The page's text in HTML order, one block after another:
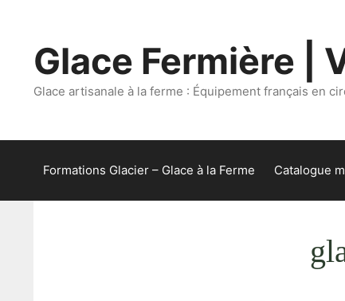
contenuGlace Fermière |
Glace artisanale à la ferme : Équipement français en
Formations Glacier – Glace à la Ferme Catalogue